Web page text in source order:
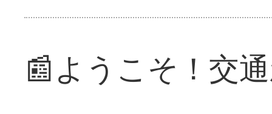
📰ようこそ！交